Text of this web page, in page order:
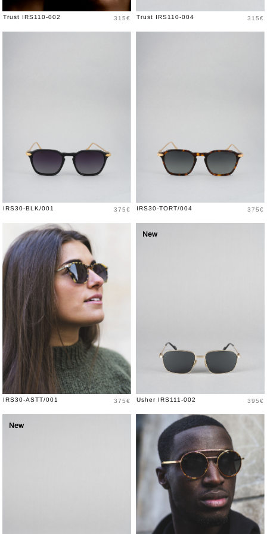
Trust IRS110-002 Prix
315€ Trust IRS110-004 Prix
315€
IRS30-BLK/001 Prix
375€ IRS30-TORT/004 Prix
375€
IRS30-ASTT/001 Prix
375€
New
Usher IRS111-002 Prix
395€
New